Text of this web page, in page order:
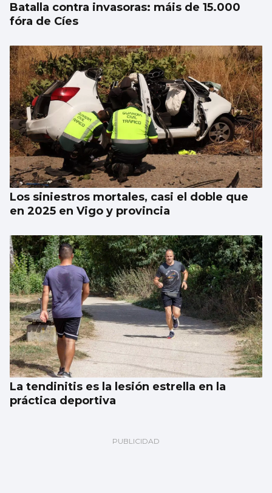
Batalla contra invasoras: máis de 15.000
fóra de Cíes
Los siniestros mortales, casi el doble que
en 2025 en Vigo y provincia
La tendinitis es la lesión estrella en la
práctica deportiva